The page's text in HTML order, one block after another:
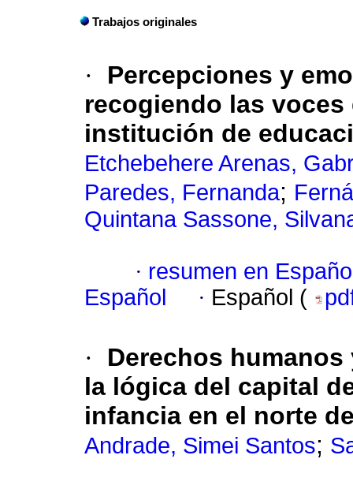
Trabajos originales
·
Percepciones y
recogiendo las
institución de
Etchebehere Arenas,
Paredes, Fernanda;
Quintana Sassone,
· resumen en
Español
· Español (
·
Derechos
la lógica del capital
infancia en el norte
Andrade, Simei Santos;